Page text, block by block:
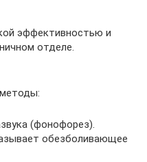
эффективностью и
отделе.
(фонофорез).
обезболивающее